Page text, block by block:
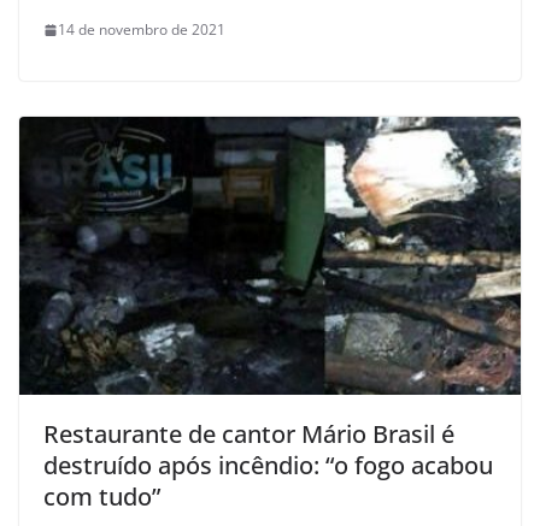
14 de novembro de 2021
Restaurante de cantor Mário Brasil é
destruído após incêndio: “o fogo acabou
com tudo”